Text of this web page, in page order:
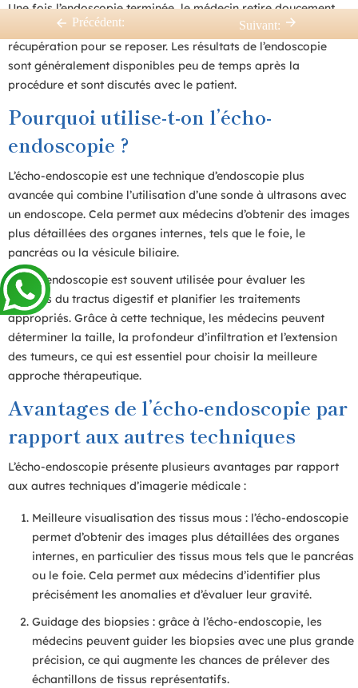
Précédent: Suivant:
Une fois l’endoscopie terminée, le médecin retire doucement
l’endoscope et le patient est conduit dans une salle de
récupération pour se reposer. Les résultats de l’endoscopie
sont généralement disponibles peu de temps après la
procédure et sont discutés avec le patient.
Pourquoi utilise-t-on l’écho-
endoscopie ?
L’écho-endoscopie est une technique d’endoscopie plus
avancée qui combine l’utilisation d’une sonde à ultrasons avec
un endoscope. Cela permet aux médecins d’obtenir des images
plus détaillées des organes internes, tels que le foie, le
pancréas ou la vésicule biliaire.
L’écho-endoscopie est souvent utilisée pour évaluer les
tumeurs du tractus digestif et planifier les traitements
appropriés. Grâce à cette technique, les médecins peuvent
déterminer la taille, la profondeur d’infiltration et l’extension
des tumeurs, ce qui est essentiel pour choisir la meilleure
approche thérapeutique.
Avantages de l’écho-endoscopie par
rapport aux autres techniques
L’écho-endoscopie présente plusieurs avantages par rapport
aux autres techniques d’imagerie médicale :
Meilleure visualisation des tissus mous : l’écho-endoscopie
permet d’obtenir des images plus détaillées des organes
internes, en particulier des tissus mous tels que le pancréas
ou le foie. Cela permet aux médecins d’identifier plus
précisément les anomalies et d’évaluer leur gravité.
Guidage des biopsies : grâce à l’écho-endoscopie, les
médecins peuvent guider les biopsies avec une plus grande
précision, ce qui augmente les chances de prélever des
échantillons de tissus représentatifs.